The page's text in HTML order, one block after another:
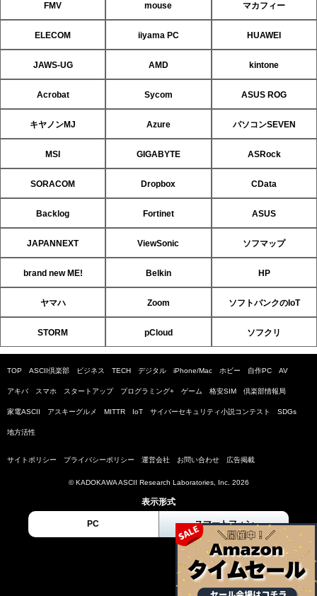
FMV mouse マカフィー
ELECOM iiyama PC HUAWEI
JAWS-UG AMD kintone
Acrobat Sycom ASUS ROG
キヤノンMJ Azure パソコンSEVEN
MSI GIGABYTE ASRock
SORACOM Dropbox CData
Backlog Fortinet ASUS
JAPANNEXT ViewSonic ソフマップ
brand new ME! Belkin HP
ヤマハ Zoom ソフトバンクのIoT
STORM pCloud ソフクリ
TOP ASCII倶楽部 ビジネス TECH デジタル iPhone/Mac ホビー 自作PC AV
アキバ スマホ スタートアップ プログラミング+ ゲーム 格安SIM 倶楽部情報局
家電ASCII アスキーグルメ MITTR IoT サイバーセキュリティ小説コンテスト SDGs
地方活性
サイトポリシー プライバシーポリシー 運営会社 お問い合わせ 広告掲載
© KADOKAWA ASCII Research Laboratories, Inc. 2026
表示形式
PC スマートフォン